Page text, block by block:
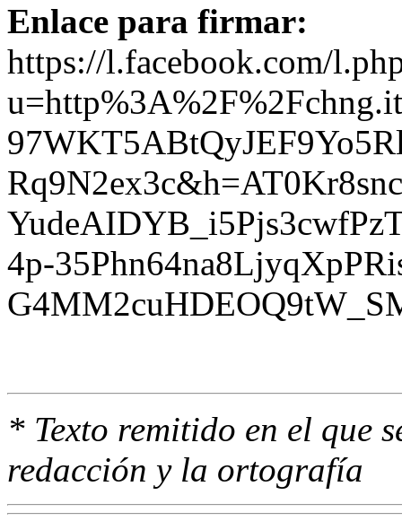
Enlace para firmar:
https://l.facebook.com/
4p-
* Texto remitido en el que
redacción y la ortografía